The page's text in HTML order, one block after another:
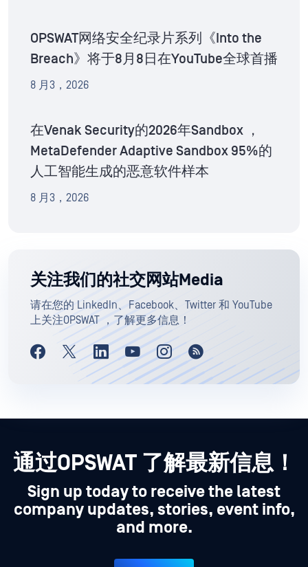
OPSWAT网络安全纪录片系列《Into the
Breach》将于8月8日在YouTube全球首播
8 月3，2026
在Venak Security的2026年Sandbox ，
MetaDefender Adaptive Sandbox 95%的
人工智能生成的恶意软件样本
8 月3，2026
关注我们的社交网站Media
请在您的 LinkedIn、Facebook、Twitter 和 YouTube
上关注OPSWAT ，了解更多信息！
通过OPSWAT 了解最新信息！
Sign up today to receive the latest
company updates, stories, event info,
and more.